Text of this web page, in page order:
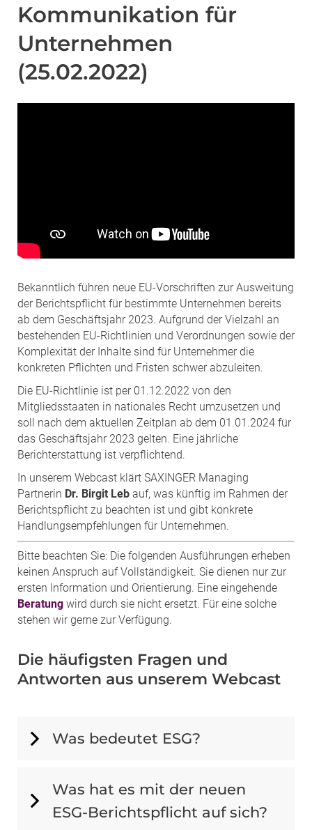
Kommunikation für
Unternehmen
(25.02.2022)
Bekanntlich führen neue EU-Vorschriften zur Ausweitung
der Berichtspflicht für bestimmte Unternehmen bereits
ab dem Geschäftsjahr 2023. Aufgrund der Vielzahl an
bestehenden EU-Richtlinien und Verordnungen sowie der
Komplexität der Inhalte sind für Unternehmer die
konkreten Pflichten und Fristen schwer abzuleiten.
Die EU-Richtlinie ist per 01.12.2022 von den
Mitgliedsstaaten in nationales Recht umzusetzen und
soll nach dem aktuellen Zeitplan ab dem 01.01.2024 für
das Geschäftsjahr 2023 gelten. Eine jährliche
Berichterstattung ist verpflichtend.
In unserem Webcast klärt SAXINGER Managing
Partnerin Dr. Birgit Leb auf, was künftig im Rahmen der
Berichtspflicht zu beachten ist und gibt konkrete
Handlungsempfehlungen für Unternehmen.
Bitte beachten Sie: Die folgenden Ausführungen erheben
keinen Anspruch auf Vollständigkeit. Sie dienen nur zur
ersten Information und Orientierung. Eine eingehende
Beratung wird durch sie nicht ersetzt. Für eine solche
stehen wir gerne zur Verfügung.
Die häufigsten Fragen und
Antworten aus unserem Webcast
Was bedeutet ESG?
Was hat es mit der neuen
ESG-Berichtspflicht auf sich?